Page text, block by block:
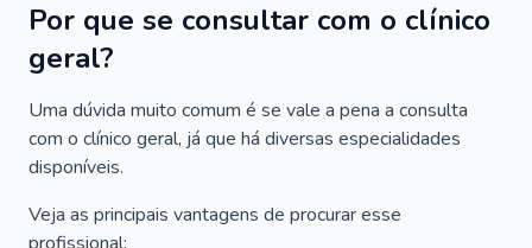
Por que se consultar com o clínico
geral?
Uma dúvida muito comum é se vale a pena a consulta
com o clínico geral, já que há diversas especialidades
disponíveis.
Veja as principais vantagens de procurar esse